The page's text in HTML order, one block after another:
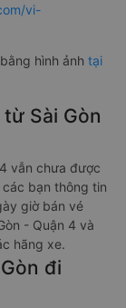
vi-
hình ảnh tại
Sài Gòn
vẫn chưa được
bạn thông tin
giờ bán vé
- Quận 4 và
hãng xe.
đi